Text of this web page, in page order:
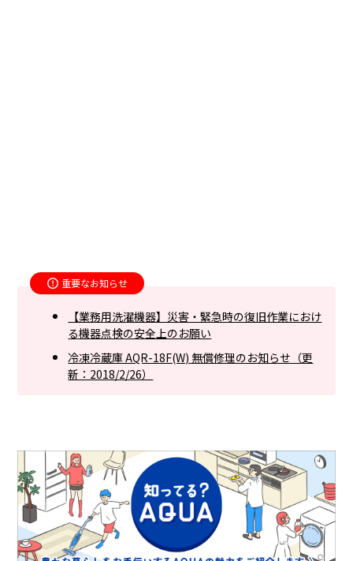
重要なお知らせ
【業務用洗濯機器】災害・緊急時の復旧作業におけ
る機器点検の安全上のお願い
冷凍冷蔵庫 AQR-18F(W) 無償修理のお知らせ（更
新：2018/2/26）